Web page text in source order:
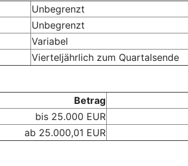
Unbegrenzt
Unbegrenzt
Variabel
Vierteljährlich zum Quartalsende
Betrag
bis 25.000 EUR
ab 25.000,01 EUR